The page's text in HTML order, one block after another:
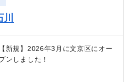
【新規】2026年3月に文京区にオー
ンしました！